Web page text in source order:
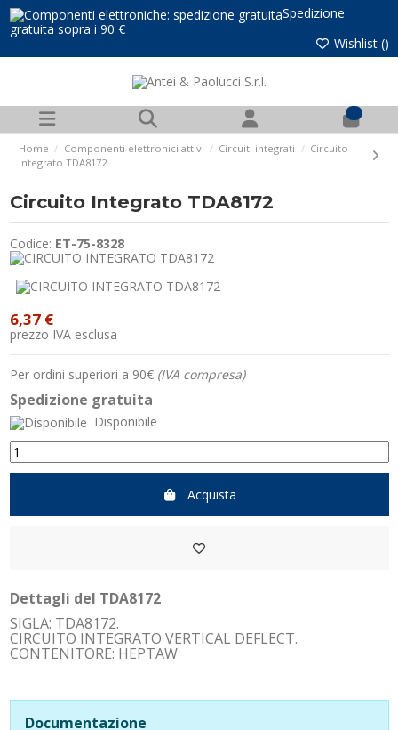
Spedizione
gratuita sopra i 90 €
Wishlist ()
Home Componenti elettronici attivi Circuiti integrati
Circuito
Integrato TDA8172
Circuito Integrato TDA8172
Codice: ET-75-8328
6,37 €
prezzo IVA esclusa
Per ordini superiori a 90€ (IVA compresa)
Spedizione gratuita
Disponibile
Acquista
Dettagli del TDA8172
SIGLA: TDA8172.
CIRCUITO INTEGRATO VERTICAL DEFLECT.
CONTENITORE: HEPTAW
Documentazione